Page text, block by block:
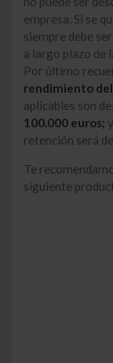
empresa. Si se
siempre debe
a largo plazo de
Por último
rendimiento
aplicables son del
100.000 euros;
retención será
Te
siguiente